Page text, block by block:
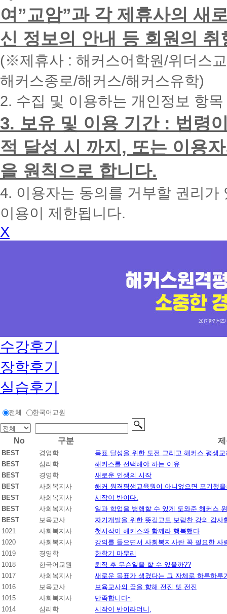
하
시
면
빠
른
간
내
에
화
드
리
겠
습
니
다.
여”교암”과 각 제휴사의 새
신 정보의 안내 등 회원의
(※제휴사 : 해커스어학원/위더스
해커스종로/해커스/해커스유학)
2. 수집 및 이용하는 개인정보 항
3. 보유 및 이용 기간 : 법령
적 달성 시 까지, 또는 이용
을 원칙으로 합니다.
4. 이용자는 동의를 거부할 권리
이용이 제한됩니다.
X
수강후기
장학후기
실습후기
전체 한국어교원
No 구분
BEST 경영학
목표 달성을 위한 도전 그리고 해커스 평생교
BEST
심리학
해커스를 선택해야 하는 이유
BEST
경영학
새로운 인생의 시작
BEST
사회복지사
해커 원격평생교육원이 아니었으면 포기했
BEST
사회복지사
시작이 반이다.
BEST
사회복지사
일과 학업을 병행할 수 있게 도와준 해커스
BEST
보육교사
자기개발을 위한 뜻깊고도 보람찬 강의 감사
1021
사회복지사
첫시작이 해커스와 함께라 행복했다
1020
사회복지사
강의를 들으면서 사회복지사란 꼭 필요한
1019
경영학
한학기 마무리
1018
한국어교원
퇴직 후 무슨일을 할 수 있을까??
1017
사회복지사
새로운 목표가 생겼다는 그 자체로 하루하루
1016
보육교사
보육교사의 꿈을 향해 전진 또 전진
1015
사회복지사
만족합니다~
1014
심리학
시작이 반이라더니,